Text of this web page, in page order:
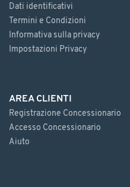
Dati identificativi
Termini e Condizioni
Informativa sulla privacy
Impostazioni Privacy
AREA CLIENTI
Registrazione Concessionario
Accesso Concessionario
Aiuto